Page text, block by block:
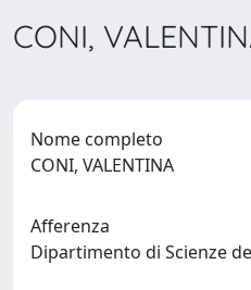
CONI,
Nome completo
CONI, VALENTINA
Afferenza
Dipartimento di Scienze